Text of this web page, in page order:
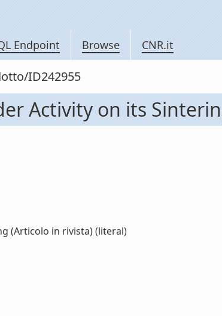
Endpoint Browse CNR.it
ID242955
Activity on its
(Articolo in rivista) (literal)